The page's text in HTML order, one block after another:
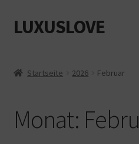
Zur
Navigation
Zum
Inhalt
LUXUSLOVE
Datenschutz
Startseite 2026 Februar
Monat: